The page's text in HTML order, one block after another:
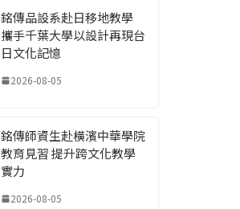
銘傳品設系赴日移地教學
攜手千葉大學以設計再現台
日文化記憶
2026-08-05
銘傳師資生赴橫濱中華學院
教育見習 提升跨文化教學
實力
2026-08-05